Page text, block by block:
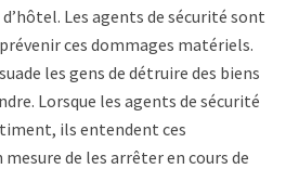
Les agents de sécurité sont
ces dommages matériels.
les gens de détruire des biens
Lorsque les agents de sécurité
ils entendent ces
de les arrêter en cours de